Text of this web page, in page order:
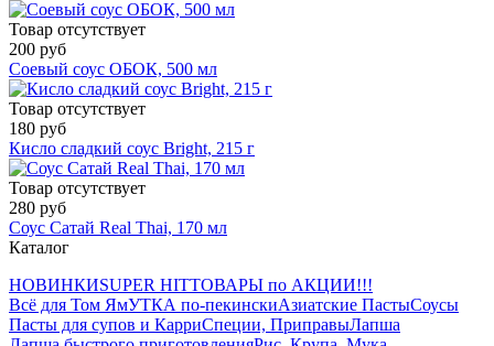
Товар отсутствует
200 руб
Соевый соус ОБОК, 500 мл
Товар отсутствует
180 руб
Кисло сладкий соус Bright, 215 г
Товар отсутствует
280 руб
Соус Сатай Real Thai, 170 мл
Каталог
НОВИНКИSUPER HITТОВАРЫ по АКЦИИ!!!
Всё для Том ЯмУТКА по-пекинскиАзиатские ПастыСоусы
Пасты для супов и КарриСпеции, ПриправыЛапша